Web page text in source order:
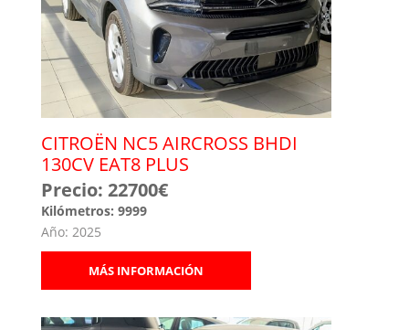
CITROËN NC5 AIRCROSS BHDI
130CV EAT8 PLUS
Precio: 22700€
Kilómetros: 9999
Año: 2025
MÁS INFORMACIÓN